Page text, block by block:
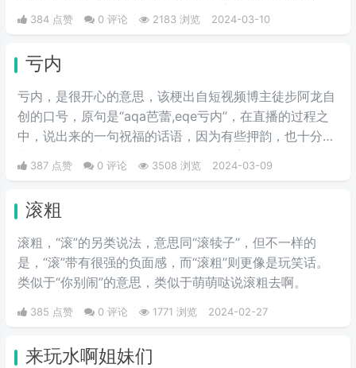
一个召唤师技能，可以对对面造成伤害。
384 点赞 0 评论 2183 浏览 2024-03-10
亏内
亏内，是很开心的意思，该梗出自短视频博主徒步阿龙自
创的口号，原句是“aqa芭蕾,eqe亏内”，在直播的过程之
中，说出来的一句祝福的话语，因为有些押韵，也十分的
魔性洗脑，让这个词在短时间内，就发育了起来，有人问
主播这话的含义，据他解释，这个词代表着开心、代表着
洗脑，所以此梗就越来越火。后来无数人跟风效仿，使其
火爆起来。
387 点赞 0 评论 3508 浏览 2024-03-09
滚粗
滚粗，“滚”的另类说法，意思同“滚犊子”，但不一样的
是，“滚”带有很强的负面感，而“滚粗”则更像是玩笑话。
类似于“你别闹”的意思，类似于萌萌哒说滚粗去啊。
385 点赞 0 评论 1771 浏览 2024-02-27
来玩水啊姐妹们